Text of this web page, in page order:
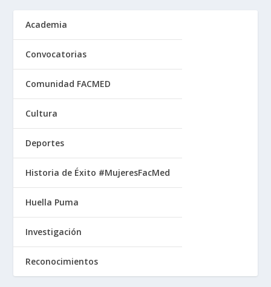
Academia
Convocatorias
Comunidad FACMED
Cultura
Deportes
Historia de Éxito #MujeresFacMed
Huella Puma
Investigación
Reconocimientos